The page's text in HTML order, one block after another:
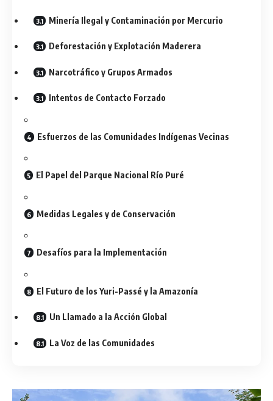
Minería Ilegal y Contaminación por Mercurio
Deforestación y Explotación Maderera
Narcotráfico y Grupos Armados
Intentos de Contacto Forzado
Esfuerzos de las Comunidades Indígenas Vecinas
El Papel del Parque Nacional Río Puré
Medidas Legales y de Conservación
Desafíos para la Implementación
El Futuro de los Yuri-Passé y la Amazonía
Un Llamado a la Acción Global
La Voz de las Comunidades